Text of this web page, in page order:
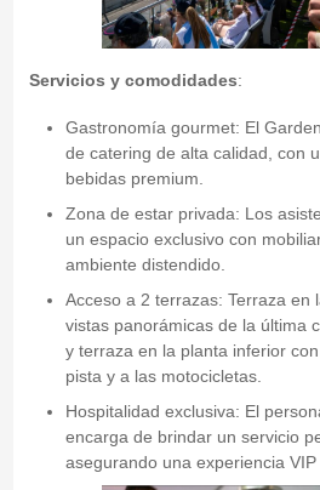
Servicios y comodidades:
Gastronomía gourmet: El
de catering de alta calidad, con
bebidas premium.
Zona de estar privada: Los
un espacio exclusivo con
ambiente distendido.
Acceso a 2 terrazas: Terraza en
vistas panorámicas de la última
y terraza en la planta inferior
pista y a las motocicletas.
Hospitalidad exclusiva: El
encarga de brindar un servicio
asegurando una experiencia